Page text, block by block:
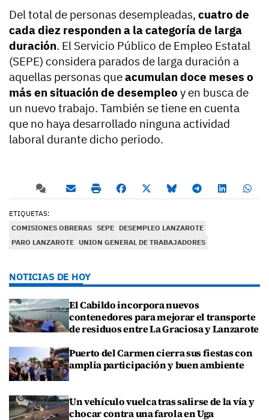
Del total de personas desempleadas, cuatro de
cada diez responden a la categoría de larga
duración. El Servicio Público de Empleo Estatal
(SEPE) considera parados de larga duración a
aquellas personas queacumulan doce meses o
más en situación de desempleo y en busca de
un nuevo trabajo. También se tiene en cuenta
que no haya desarrollado ninguna actividad
laboral durante dicho periodo.
ETIQUETAS:
COMISIONES OBRERAS SEPE DESEMPLEO LANZAROTE
PARO LANZAROTE UNION GENERAL DE TRABAJADORES
NOTICIAS DE HOY
El Cabildo incorpora nuevos
contenedores para mejorar el transporte
de residuos entre La Graciosa y Lanzarote
Puerto del Carmen cierra sus fiestas con
amplia participación y buen ambiente
Un vehículo vuelca tras salirse de la vía y
chocar contra una farola en Uga